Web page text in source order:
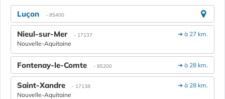
Luçon - 85400
➔ à 27 km.
Nieul-sur-Mer - 17137
Nouvelle-Aquitaine
➔ à 28 km.
Fontenay-le-Comte - 85200
➔ à 28 km.
Saint-Xandre - 17138
Nouvelle-Aquitaine